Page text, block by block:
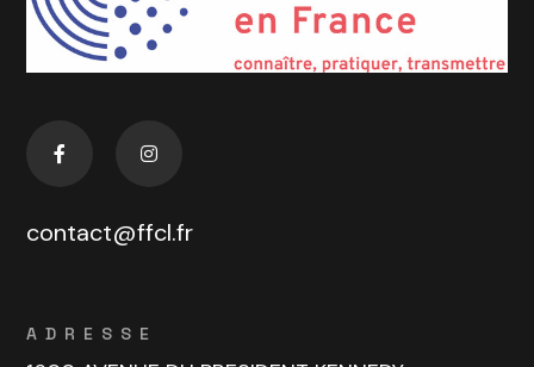
contact@ffcl.fr
ADRESSE